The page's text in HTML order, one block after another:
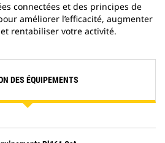
connectées et des principes de
améliorer l’efficacité, augmenter
rentabiliser votre activité.
DES ÉQUIPEMENTS